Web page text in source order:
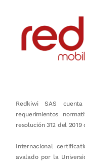
Redkiwi SAS
requerimientos
resolución 312 del 2019
Internacional
avalado por la